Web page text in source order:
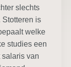
slechts
Stotteren is
welke
studies een
salaris van